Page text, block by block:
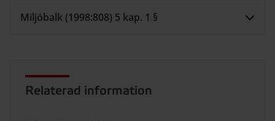
Miljöbalk (1998:808) 5 kap. 1 §
Relaterad information